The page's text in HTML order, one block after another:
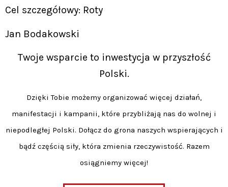
Cel szczegółowy: Roty
Jan Bodakowski
Twoje wsparcie to inwestycja w przyszłość
Polski.
Dzięki Tobie możemy organizować więcej działań,
manifestacji i kampanii, które przybliżają nas do wolnej i
niepodległej Polski. Dołącz do grona naszych wspierających i
bądź częścią siły, która zmienia rzeczywistość. Razem
osiągniemy więcej!